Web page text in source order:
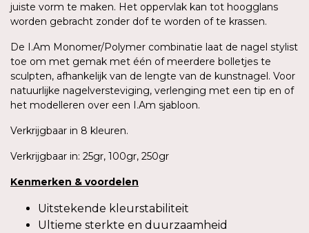
juiste vorm te maken. Het oppervlak kan tot hoogglans
worden gebracht zonder dof te worden of te krassen.
De I.Am Monomer/Polymer combinatie laat de nagel stylist
toe om met gemak met één of meerdere bolletjes te
sculpten, afhankelijk van de lengte van de kunstnagel. Voor
natuurlijke nagelversteviging, verlenging met een tip en of
het modelleren over een I.Am sjabloon.
Verkrijgbaar in 8 kleuren.
Verkrijgbaar in: 25gr, 100gr, 250gr
Kenmerken & voordelen
Uitstekende kleurstabiliteit
Ultieme sterkte en duurzaamheid